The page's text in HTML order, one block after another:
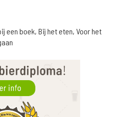
een boek, Bij het eten, Voor het